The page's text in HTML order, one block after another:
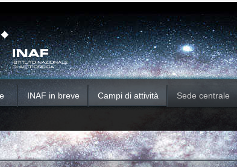
INAF in breve Campi di attività Sede centrale